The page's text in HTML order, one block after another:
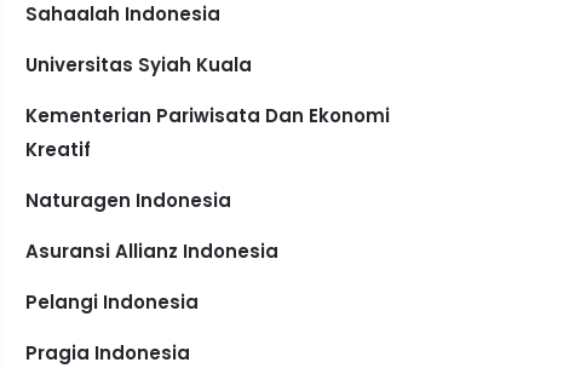
Sahaalah Indonesia
Universitas Syiah Kuala
Kementerian Pariwisata Dan Ekonomi
Kreatif
Naturagen Indonesia
Asuransi Allianz Indonesia
Pelangi Indonesia
Pragia Indonesia